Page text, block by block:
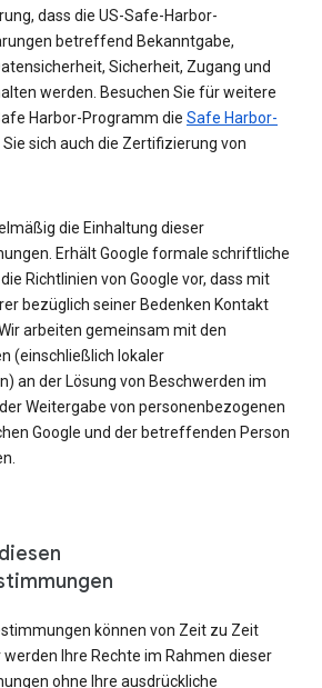
dass die US-Safe-Harbor-
betreffend Bekanntgabe,
Sicherheit, Zugang und
werden. Besuchen Sie für weitere
Harbor-Programm die Safe Harbor-
Sie sich auch die Zertifizierung von
die Einhaltung dieser
Erhält Google formale schriftliche
Richtlinien von Google vor, dass mit
bezüglich seiner Bedenken Kontakt
arbeiten gemeinsam mit den
(einschließlich lokaler
an der Lösung von Beschwerden im
Weitergabe von personenbezogenen
Google und der betreffenden Person
können von Zeit zu Zeit
Ihre Rechte im Rahmen dieser
ohne Ihre ausdrückliche